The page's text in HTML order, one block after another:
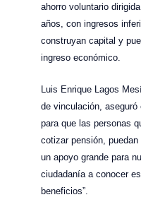
ahorro voluntario
años, con ingresos
construyan capital y
ingreso económico.
Luis Enrique Lagos
de vinculación, aseguró
para que las personas
cotizar pensión,
un apoyo grande para
ciudadanía a conocer
beneficios”.